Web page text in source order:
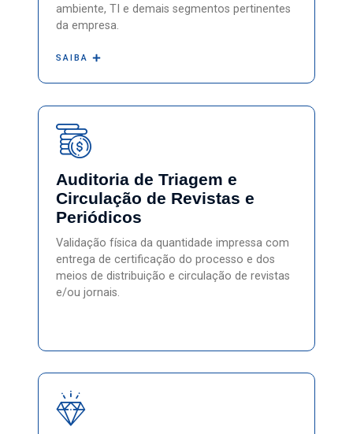
ambiente, TI e demais segmentos pertinentes
da empresa.
SAIBA
Auditoria de Triagem e
Circulação de Revistas e
Periódicos
Validação física da quantidade impressa com
entrega de certificação do processo e dos
meios de distribuição e circulação de revistas
e/ou jornais.